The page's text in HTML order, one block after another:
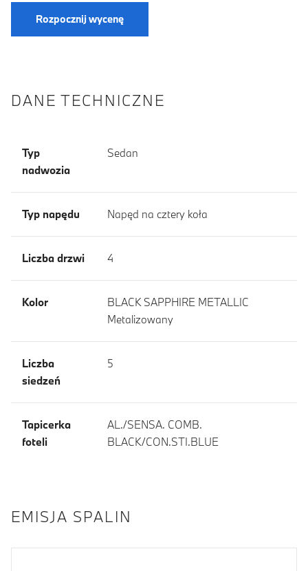
Rozpocznij wycenę
DANE TECHNICZNE
Typ
nadwozia
Sedan
Typ napędu Napęd na cztery koła
Liczba drzwi 4
Kolor
BLACK SAPPHIRE METALLIC
Metalizowany
Liczba
siedzeń
5
Tapicerka
foteli
AL./SENSA. COMB.
BLACK/CON.STI.BLUE
EMISJA SPALIN